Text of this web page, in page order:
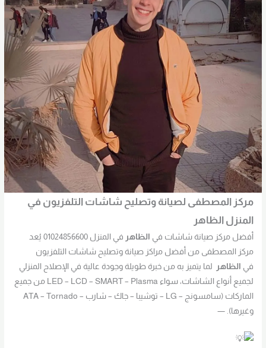
مركز المصطفى لصيانة وتصليح شاشات التلفزيون في
المنزل الظاهر
أفضل مركز صيانة شاشات في الظاهر
في المنزل 01024856600 يُعد
مركز المصطفى من أفضل مراكز صيانة وتصليح شاشات التلفزيون
في الظاهر
لما يتميز به من خبرة طويلة وجودة عالية في الإصلاح المنزلي
لجميع أنواع الشاشات، سواء LED – LCD – SMART – Plasma من جميع
الماركات (سامسونج – LG – توشيبا – جاك – شارب – ATA – Tornado
وغيرها). —